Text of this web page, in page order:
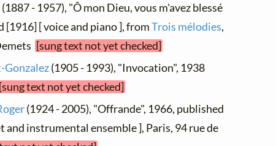
(1887 - 1957), "Ô mon Dieu, vous m'avez blessé
[1916] [ voice and piano ], fromTrois mélodies,
[sung text not yet checked]
Gonzalez(1905 - 1993), "Invocation", 1938
[sung text not yet checked]
(1924 - 2005), "Offrande", 1966, published
and instrumental ensemble ], Paris, 94 rue de